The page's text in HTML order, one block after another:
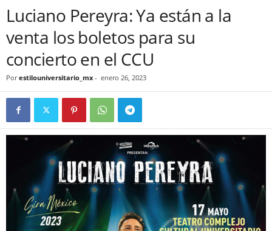
Luciano Pereyra: Ya están a la
venta los boletos para su
concierto en el CCU
Por estilouniversitario_mx - enero 26, 2023